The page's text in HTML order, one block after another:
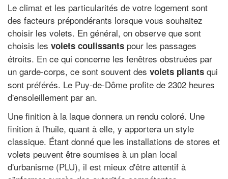
Le climat et les particularités de votre logement sont
des facteurs prépondérants lorsque vous souhaitez
choisir les volets. En général, on observe que sont
choisis les volets coulissants pour les passages
étroits. En ce qui concerne les fenêtres obstruées par
un garde-corps, ce sont souvent des volets pliants qui
sont préférés. Le Puy-de-Dôme profite de 2302 heures
d'ensoleillement par an.
Une finition à la laque donnera un rendu coloré. Une
finition à l'huile, quant à elle, y apportera un style
classique. Étant donné que les installations de stores et
volets peuvent être soumises à un plan local
d'urbanisme (PLU), il est mieux d'être attentif à